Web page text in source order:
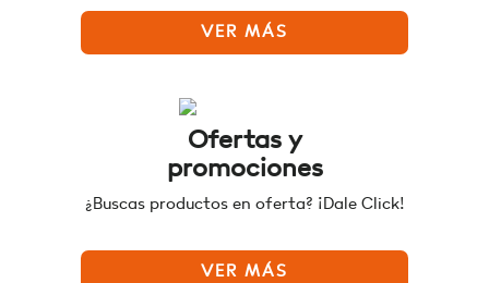
VER MÁS
Ofertas y
promociones
¿Buscas productos en oferta? ¡Dale Click!
VER MÁS